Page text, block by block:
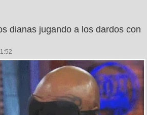
dianas jugando a los dardos con